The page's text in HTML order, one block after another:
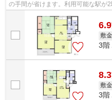
の手間が省けます。利用可能な駅が
6.9
敷金
3階
8.3
敷金
3階